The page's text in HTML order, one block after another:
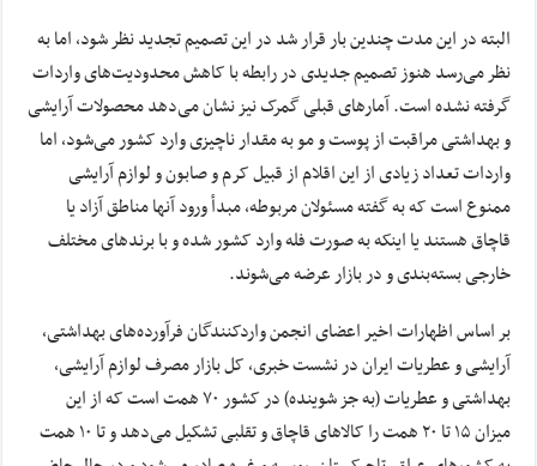
البته در این مدت چندین بار قرار شد در این تصمیم تجدید نظر شود، اما به
نظر می‌رسد هنوز تصمیم جدیدی در رابطه با کاهش محدودیت‌های واردات
گرفته نشده است. آمارهای قبلی گمرک نیز نشان می‌دهد محصولات آرایشی
و بهداشتی مراقبت از پوست و مو به مقدار ناچیزی وارد کشور می‌شود، اما
واردات تعداد زیادی از این اقلام از قبیل کرم و صابون و لوازم آرایشی
ممنوع است که به گفته مسئولان مربوطه، مبدأ ورود آنها مناطق آزاد یا
قاچاق هستند یا اینکه به صورت فله وارد کشور شده و با برندهای مختلف
خارجی بسته‌بندی و در بازار عرضه می‌شوند.
بر اساس اظهارات اخیر اعضای انجمن واردکنندگان فرآورده‌های بهداشتی،
آرایشی و عطریات ایران در نشست خبری، کل بازار مصرف لوازم آرایشی،
بهداشتی و عطریات (به جز شوینده) در کشور ۷۰ همت است که از این
میزان ۱۵ تا ۲۰ همت را کالاهای قاچاق و تقلبی تشکیل می‌دهد و تا ۱۰ همت